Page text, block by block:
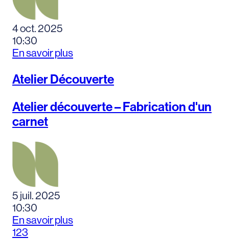
4 oct. 2025
10:30
En savoir plus
Atelier Découverte
Atelier découverte – Fabrication d'un
carnet
5 juil. 2025
10:30
En savoir plus
123